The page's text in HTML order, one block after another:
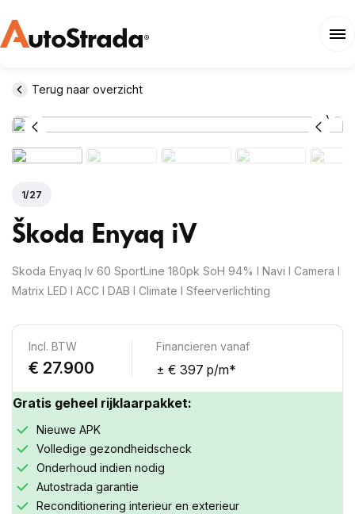
Terug naar overzicht
1/27
Škoda Enyaq iV
Skoda Enyaq Iv 60 SportLine 180pk SoH 94% I Navi I Camera I
Matrix LED I ACC I DAB I Climate I Sfeerverlichting
Incl. BTW
€ 27.900
Financieren vanaf
± € 397 p/m*
Gratis geheel rijklaarpakket:
Nieuwe APK
Volledige gezondheidscheck
Onderhoud indien nodig
Autostrada garantie
Reconditionering interieur en exterieur